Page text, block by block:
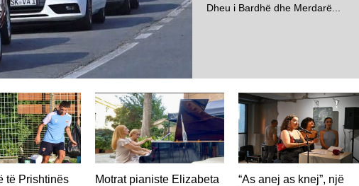
Dheu i Bardhë dhe Merdarë...
të Prishtinës
ROMË
Motrat pianiste Elizabeta
“As anej as knej”, një